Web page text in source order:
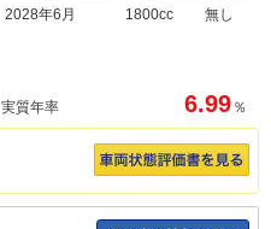
2028年6月
1800cc
無し
実質年率 6.99 ％